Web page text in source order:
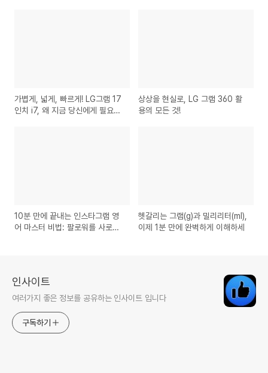
가볍게, 넓게, 빠르게! LG그램 17
인치 i7, 왜 지금 당신에게 필요할
상상을 현실로, LG 그램 360 활
용의 모든 것!
10분 만에 끝내는 인스타그램 영
어 마스터 비법: 팔로워를 사로잡
헷갈리는 그램(g)과 밀리리터(ml),
이제 1분 만에 완벽하게 이해하세
인사이트
여러가지 좋은 정보를 공유하는 인사이트 입니다
구독하기